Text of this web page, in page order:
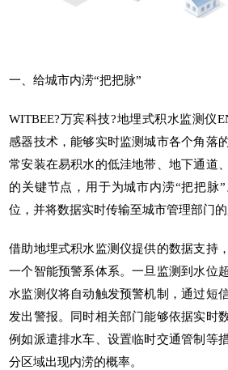
一、给城市内涝“把把脉”
WITBEE?万宾科技?地埋式积水监测仪
感器技术，能够实时监测城市各个角落
常安装在易积水的低洼地带、地下通道
的关键节点，用于为城市内涝“把把脉
位，并将数据实时传输至城市管理部门的
借助地埋式积水监测仪提供的数据支持
一个智能预警系体系。一旦监测到水位
水监测仪将自动触发预警机制，通过短
发出警报。同时相关部门能够依据实时
例如派遣排水车、设置临时交通管制等
分区域出现内涝的概率。